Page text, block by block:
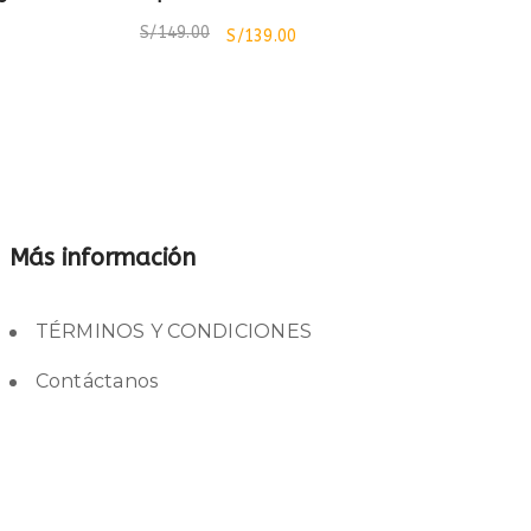
S/149.00 S/139.00
Más información
TÉRMINOS Y CONDICIONES
Contáctanos